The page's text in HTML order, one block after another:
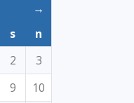
→
s
n
2
3
9
10